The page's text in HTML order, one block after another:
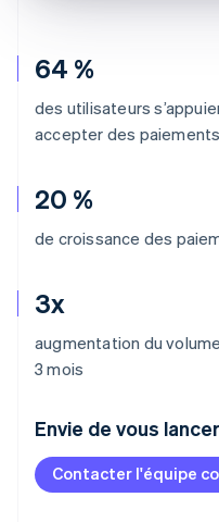
64 %
des utilisateurs
accepter des paiements
20 %
de croissance des
3x
augmentation du
3 mois
Envie de vous
Contacter l'équipe
Allemagne